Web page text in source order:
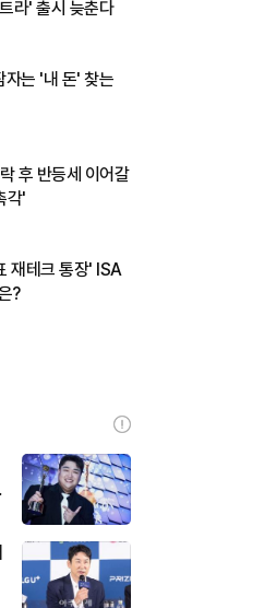
라' 출시 늦춘다
는 '내 돈' 찾는
후 반등세 이어갈
각'
재테크 통장' ISA
?